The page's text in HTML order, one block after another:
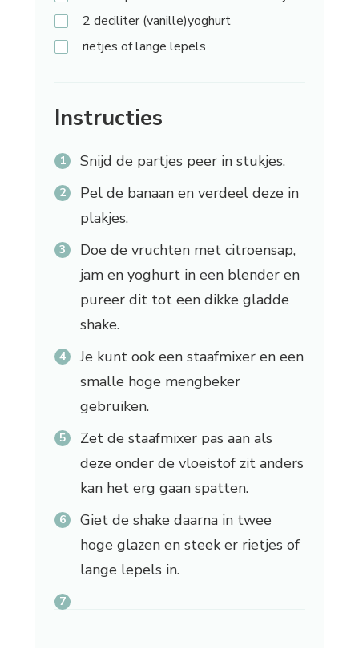
2 deciliter (vanille)yoghurt
rietjes of lange lepels
Instructies
Snijd de partjes peer in stukjes.
Pel de banaan en verdeel deze in
plakjes.
Doe de vruchten met citroensap,
jam en yoghurt in een blender en
pureer dit tot een dikke gladde
shake.
Je kunt ook een staafmixer en een
smalle hoge mengbeker
gebruiken.
Zet de staafmixer pas aan als
deze onder de vloeistof zit anders
kan het erg gaan spatten.
Giet de shake daarna in twee
hoge glazen en steek er rietjes of
lange lepels in.